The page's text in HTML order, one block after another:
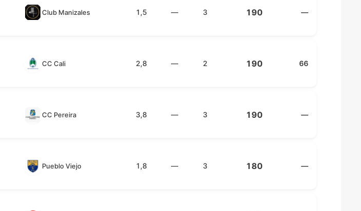
Club Manizales 1,5 — 3 190 —
CC Cali 2,8 — 2 190 66
CC Pereira 3,8 — 3 190 —
Pueblo Viejo 1,8 — 3 180 —